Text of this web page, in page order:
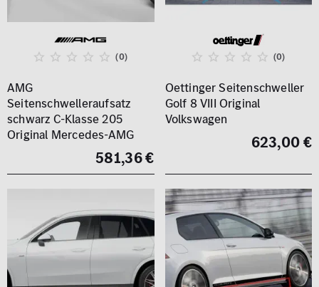
(0)
AMG
Seitenschwelleraufsatz
schwarz C-Klasse 205
Original Mercedes-AMG
581,36 €
(0)
Oettinger Seitenschweller
Golf 8 VIII Original
Volkswagen
623,00 €